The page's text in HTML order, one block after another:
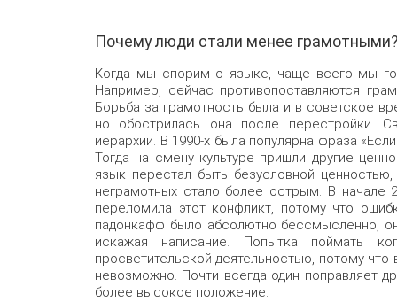
Почему люди стали менее
Когда мы спорим о языке, чаще всего мы
Например, сейчас противопоставляются
Борьба за грамотность была и в советское
но обострилась она после перестройки.
иерархии. В 1990-х была популярна фраза
Тогда на смену культуре пришли другие
язык перестал быть безусловной
неграмотных стало более острым. В начале
переломила этот конфликт, потому что
падонкафф было абсолютно бессмысленно,
искажая написание. Попытка поймать
просветительской деятельностью, потому
невозможно. Почти всегда один поправляет
более высокое положение.